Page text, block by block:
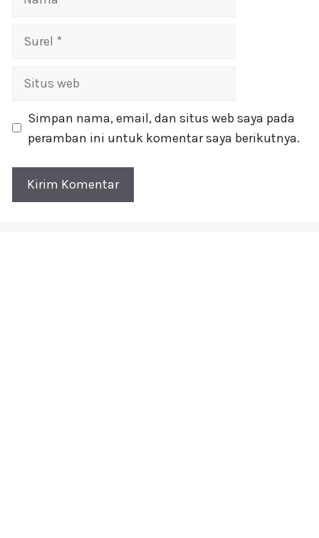
Surel
Situs
Simpan nama, email, dan situs web saya pada
peramban ini untuk komentar saya berikutnya.